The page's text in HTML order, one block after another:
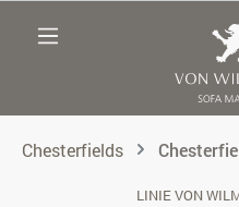
Chesterfields
LINIE VON